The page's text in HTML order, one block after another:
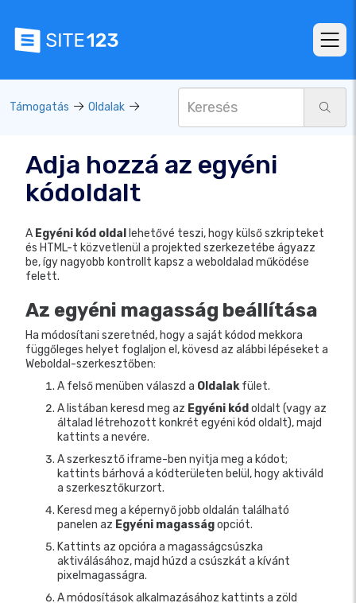
Támogatás Oldalak
Adja hozzá az egyéni
kódoldalt
A Egyéni kód oldal
lehetővé teszi, hogy külső szkripteket
és HTML-t közvetlenül a projekted szerkezetébe ágyazz
be, így nagyobb kontrollt kapsz a weboldalad működése
felett.
Az egyéni magasság beállítása
Ha módosítani szeretnéd, hogy a saját kódod mekkora
függőleges helyet foglaljon el, kövesd az alábbi lépéseket a
Weboldal-szerkesztőben:
A felső menüben válaszd a Oldalakfület.
A listában keresd meg az Egyéni kód oldalt (vagy az
általad létrehozott konkrét egyéni kód oldalt), majd
kattints a nevére.
A szerkesztő iframe-ben nyitja meg a kódot;
kattints bárhová a kódterületen belül, hogy aktiváld
a szerkesztőkurzort.
Keresd meg a képernyő jobb oldalán található
panelen az Egyéni magasságopciót.
Kattints az opcióra a magasságcsúszka
aktiválásához, majd húzd a csúszkát a kívánt
pixelmagasságra.
A módosítások alkalmazásához kattints a zöld